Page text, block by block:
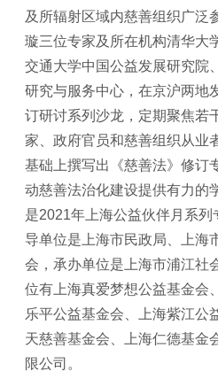
及所辐射区域内慈善组织广泛
璇三位专家及所在机构清华大
交通大学中国公益发展研究院
研究与服务中心，在京沪两地
订研讨系列沙龙，定期聚焦若
家、政府官员和慈善组织从业
基础上撰写出《慈善法》修订
动慈善法治化建设提供有力的
是2021年上海公益伙伴月系
导单位是上海市民政局、上海
会，承办单位是上海市浦江社
位有上海真爱梦想公益基金会
乐平公益基金会、上海紫江公
天慈善基金会、上海仁德基金
限公司。